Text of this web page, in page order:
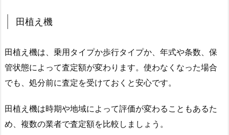
田植え機
田植え機は、乗用タイプか歩行タイプか、年式や条数、保
管状態によって査定額が変わります。使わなくなった場合
でも、処分前に査定を受けておくと安心です。
田植え機は時期や地域によって評価が変わることもあるた
め、複数の業者で査定額を比較しましょう。